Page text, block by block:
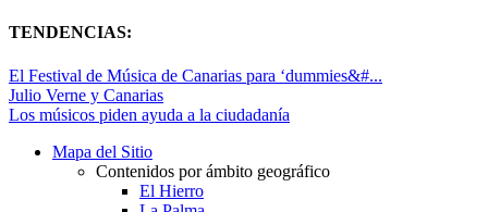
TENDENCIAS:
El Festival de Música de Canarias para ‘dummies&#...
Julio Verne y Canarias
Los músicos piden ayuda a la ciudadanía
Mapa del Sitio
Contenidos por ámbito geográfico
El Hierro